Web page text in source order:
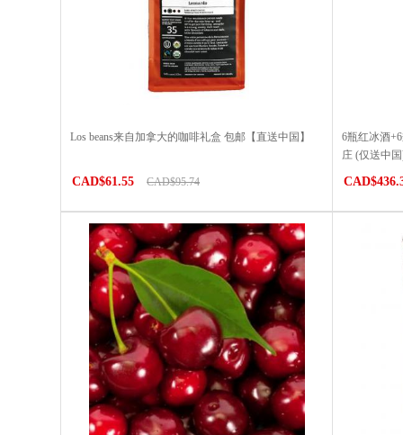
Los beans来自加拿大的咖啡礼盒 包邮【直送中国】
CAD$61.55 CAD$95.74
6瓶红冰酒
庄 (仅送中